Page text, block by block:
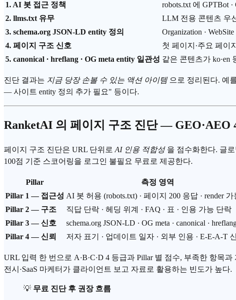
1. AI 봇 접근 정책
robots.txt 에 GPTBot
2. llms.txt 유무
LLM 전용 콘텐츠 우
3. schema.org JSON-LD entity 정의
Organization ·
4. 페이지 구조 신호
첫 페이지·주요 페이
5. canonical · hreflang · OG meta entity 일관성 같은 콘텐츠가 ko·en
진단 결과는 지금 당장 손볼 수 있는 액션 아이템으로 정리된다. 예
— 사이트 entity 정의 추가 필요" 등이다.
RanketAI 의 페이지 구조 진단 — GEO·AEO
페이지 구조 진단은 URL 단위로 AI 인용 적합성을 점수화한다. 글로
100점 기준 스코어링을 로그인 불필요 무료로 제공한다.
Pillar
측정 영역
Pillar 1 — 접근성 AI 봇 허용 (robots.txt) · 페이지 200 응답 · render 가
Pillar 2 — 구조
직답 단락 · 헤딩 위계 · FAQ · 표 · 인용 가능 단락
Pillar 3 — 신호
schema.org JSON-LD · OG meta · canonical ·
Pillar 4 — 신뢰
저자 표기 · 업데이트 일자 · 외부 인용 · E-E-A-T
URL 입력 한 번으로 A·B·C·D 4 등급과 Pillar 별 점수, 부족한 항목
전시·SaaS 마케터가 클라이언트 보고 자료로 활용하는 빈도가 높다.
💡 무료 진단 후 권장 흐름